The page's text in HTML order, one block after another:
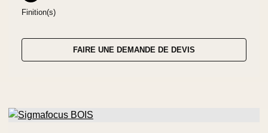
Finition(s)
FAIRE UNE DEMANDE DE DEVIS